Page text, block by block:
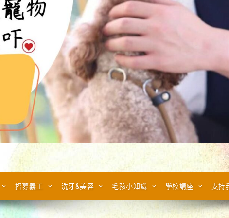
招募義工 洗牙&美容 毛孩小知識 學校講座 支持